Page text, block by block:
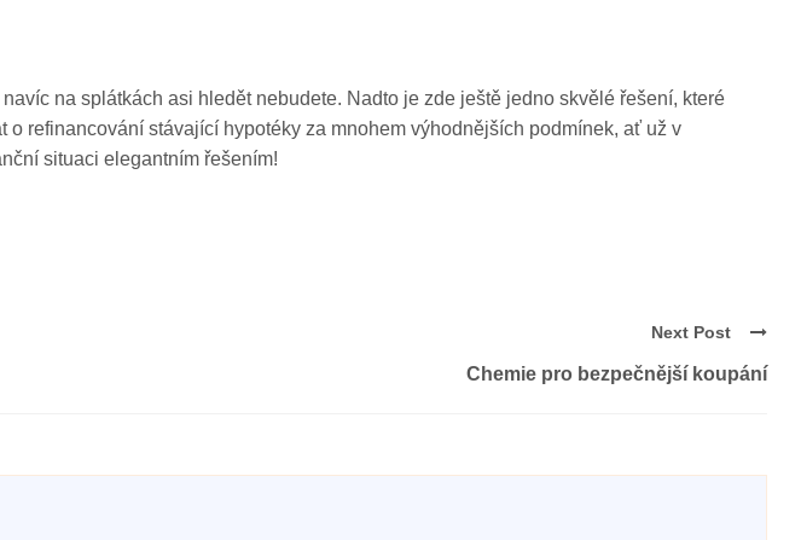
na splátkách asi hledět nebudete. Nadto je zde ještě jedno skvělé řešení, které
refinancování stávající hypotéky za mnohem výhodnějších podmínek, ať už v
situaci elegantním řešením!
Next Post
Chemie pro bezpečnější koupání